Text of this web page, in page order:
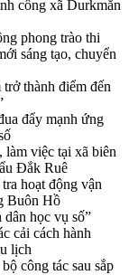
công xã Durkmăn
phong trào thi
sáng tạo, chuyển
thành điểm đến
đẩy mạnh ứng
việc tại xã biên
Đắk Ruê
hoạt động vận
Buôn Hồ
dân học vụ số”
cải cách hành
lịch
công tác sau sắp